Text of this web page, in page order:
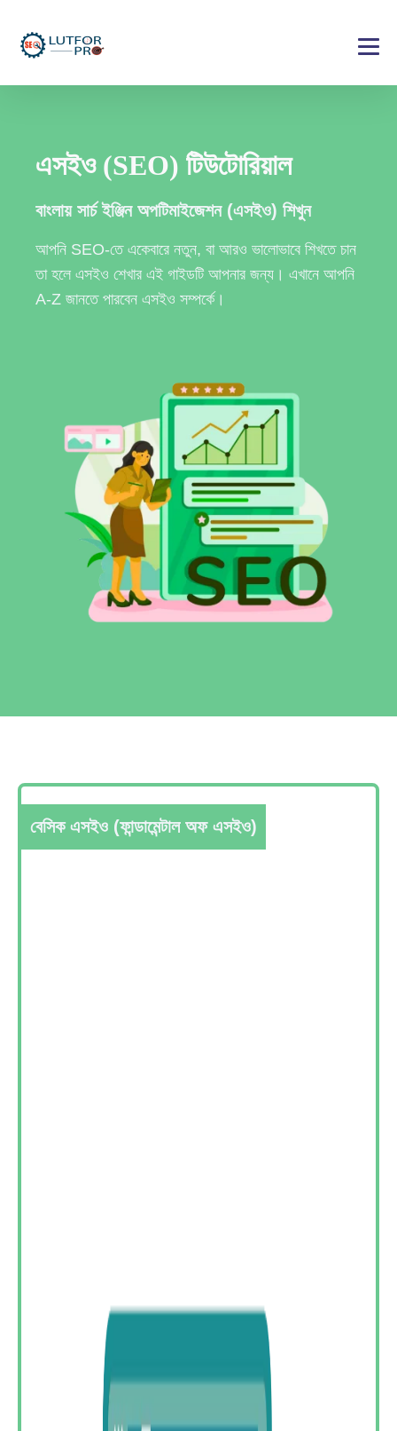
এসইও (SEO) টিউটোরিয়াল
বাংলায় সার্চ ইঞ্জিন অপটিমাইজেশন (এসইও) শিখুন
আপনি SEO-তে একেবারে নতুন, বা আরও ভালোভাবে শিখতে চান
তা হলে এসইও শেখার এই গাইডটি আপনার জন্য। এখানে আপনি
A-Z জানতে পারবেন এসইও সম্পর্কে।
বেসিক এসইও (ফান্ডামেন্টাল অফ এসইও)